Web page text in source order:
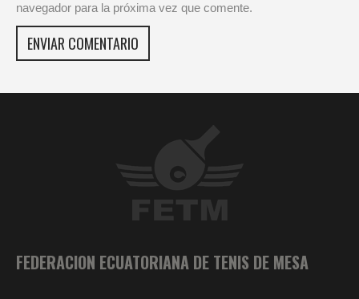
navegador para la próxima vez que comente.
FEDERACION ECUATORIANA DE TENIS DE MESA